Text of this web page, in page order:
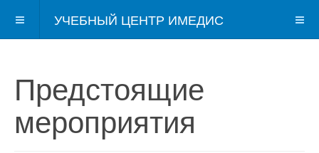
УЧЕБНЫЙ ЦЕНТР ИМЕДИС
Предстоящие
мероприятия